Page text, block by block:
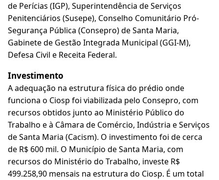
de Perícias (IGP), Superintendência de Serviços
Penitenciários (Susepe), Conselho Comunitário Pró-
Segurança Pública (Consepro) de Santa Maria,
Gabinete de Gestão Integrada Municipal (GGI-M),
Defesa Civil e Receita Federal.
Investimento
A adequação na estrutura física do prédio onde
funciona o Ciosp foi viabilizada pelo Consepro, com
recursos obtidos junto ao Ministério Público do
Trabalho e à Câmara de Comércio, Indústria e Serviços
de Santa Maria (Cacism). O investimento foi de cerca
de R$ 600 mil. O Município de Santa Maria, com
recursos do Ministério do Trabalho, investe R$
499.258,90 mensais na estrutura do Ciosp. É um total